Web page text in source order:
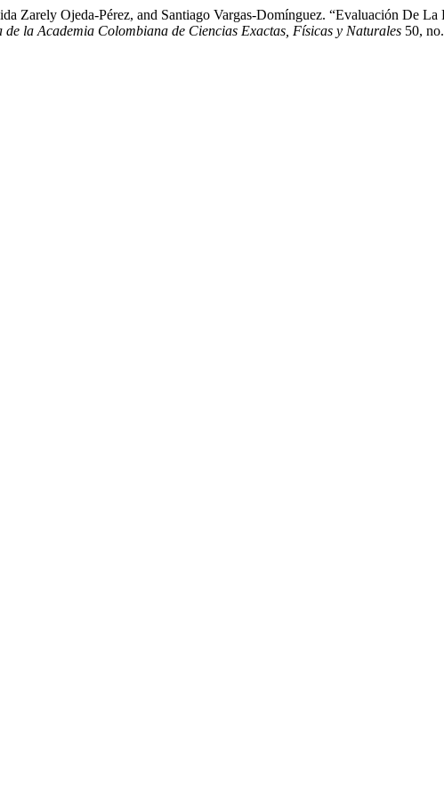
Zarely Ojeda-Pérez, and Santiago Vargas-Domínguez. “Evaluación De
de la Academia Colombiana de Ciencias Exactas, Físicas y Naturales 50,